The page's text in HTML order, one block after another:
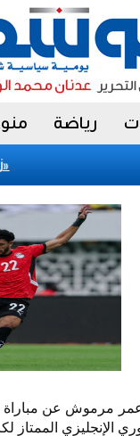
رياضة
زلزال
مرموش عن مباراة
الإنجليزي الممتاز